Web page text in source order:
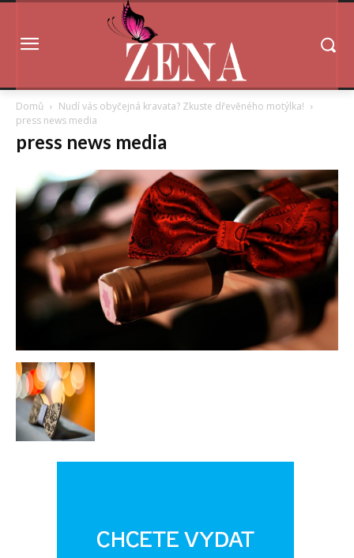
Domů
Nudí vás obyčejná kravata? Zkuste dřevěného motýlka!
press news media
press news media